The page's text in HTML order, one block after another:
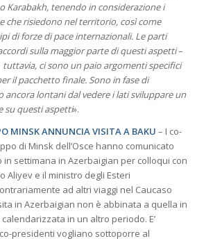
Karabakh, tenendo in considerazione i
che risiedono nel territorio, così come
di forze di pace internazionali. Le parti
sulla maggior parte di questi aspetti–
tuttavia, ci sono un paio argomenti specifici
il pacchetto finale. Sono in fase di
ancora lontani dal vedere i lati sviluppare un
su questi aspetti».
MINSK ANNUNCIA VISITA A BAKU – I co-
di Minsk dell’Osce hanno comunicato
in settimana in Azerbaigian per colloqui con
Aliyev e il ministro degli Esteri
ad altri viaggi nel Caucaso
in Azerbaigian non è abbinata a quella in
in un altro periodo. E’
presidenti vogliano sottoporre al